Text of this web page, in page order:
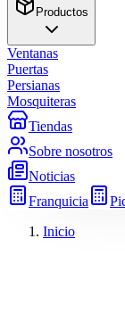
Productos
Ventanas
Puertas
Persianas
Mosquiteras
Tiendas
Sobre nosotros
Noticias
Franquicia
Inicio